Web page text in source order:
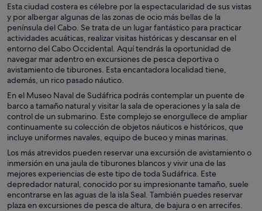
Esta ciudad costera es célebre por la espectacularidad de sus vistas
y por albergar algunas de las zonas de ocio más bellas de la
península del Cabo. Se trata de un lugar fantástico para practicar
actividades acuáticas, realizar visitas históricas y descansar en el
entorno del Cabo Occidental. Aquí tendrás la oportunidad de
navegar mar adentro en excursiones de pesca deportiva o
avistamiento de tiburones. Esta encantadora localidad tiene,
además, un rico pasado náutico.
En el Museo Naval de Sudáfrica podrás contemplar un puente de
barco a tamaño natural y visitar la sala de operaciones y la sala de
control de un submarino. Este complejo se enorgullece de ampliar
continuamente su colección de objetos náuticos e históricos, que
incluye uniformes navales, equipo de buceo y minas marinas.
Los más atrevidos pueden reservar una excursión de avistamiento o
inmersión en una jaula de tiburones blancos y vivir una de las
mejores experiencias de este tipo de toda Sudáfrica. Este
depredador natural, conocido por su impresionante tamaño, suele
encontrarse en las aguas de la isla Seal. También puedes reservar
plaza en excursiones de pesca de altura, de bajura o en arrecifes.